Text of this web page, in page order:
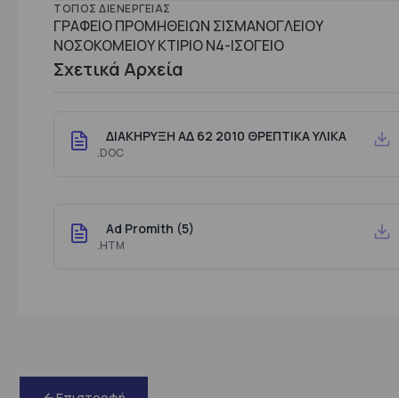
ΤΌΠΟΣ ΔΙΕΝΈΡΓΕΙΑΣ
ΓΡΑΦΕΙΟ ΠΡΟΜΗΘΕΙΩΝ ΣΙΣΜΑΝΟΓΛΕΙΟΥ
ΝΟΣΟΚΟΜΕΙΟΥ ΚΤΙΡΙΟ Ν4-ΙΣΟΓΕΙΟ
Σχετικά Αρχεία
ΔΙΑΚΗΡΥΞΗ ΑΔ 62 2010 ΘΡΕΠΤΙΚΑ ΥΛΙΚΑ
.DOC
Ad Promith (5)
.HTM